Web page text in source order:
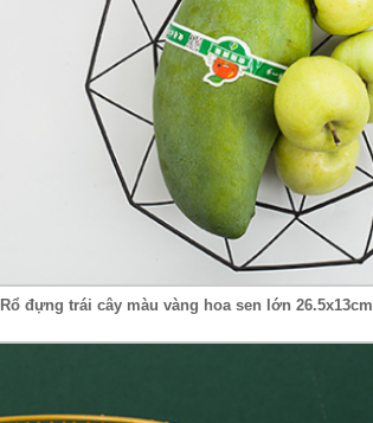
Rổ đựng trái cây màu vàng hoa sen lớn 26.5x13cm